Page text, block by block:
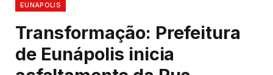
EUNAPOLIS
Transformação: Prefeitura
de Eunápolis inicia